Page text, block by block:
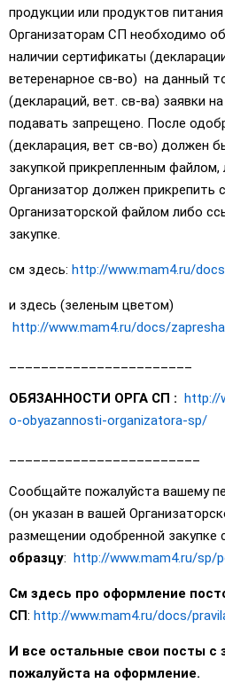
продукции или продуктов
Организаторам СП необходимо
наличии сертификаты
ветеренарное св-во) на данный
(деклараций, вет. св-ва) заявки
подавать запрещено. После
(декларация, вет св-во) должен
закупкой прикрепленным
Организатор должен прикрепить
Организаторской файлом либо
закупке.
см здесь: http://www.mam4.ru/
и здесь (зеленым цветом)
http://www.mam4.ru/docs/
ОБЯЗАННОСТИ ОРГА СП :
http://
o-obyazannosti-organizatora-sp/
Сообщайте пожалуйста вашему
(он указан в вашей
размещении одобренной закупке
образцу: http://www.mam4.ru/sp/
См здесь про оформление
СП: http://www.mam4.ru/docs/
И все остальные свои посты с
пожалуйста на оформление.